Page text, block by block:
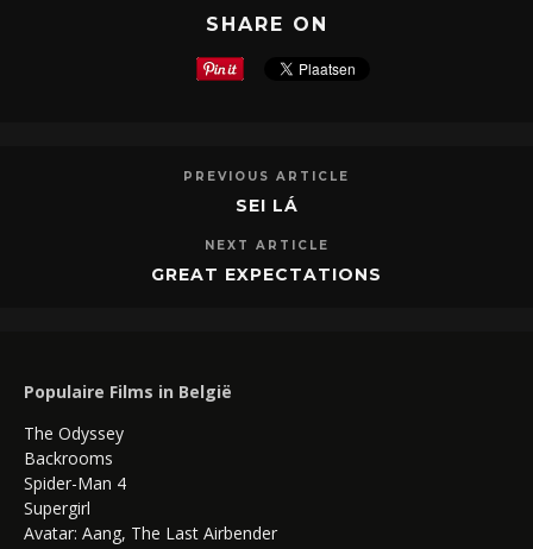
SHARE ON
PREVIOUS ARTICLE
SEI LÁ
NEXT ARTICLE
GREAT EXPECTATIONS
Populaire Films in België
The Odyssey
Backrooms
Spider-Man 4
Supergirl
Avatar: Aang, The Last Airbender